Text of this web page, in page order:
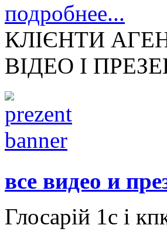
подробнее...
КЛІЄНТИ
ВІДЕО І
все видео и
Глосарій 1с і